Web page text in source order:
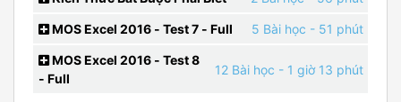
MOS Excel 2016 - Test 7 - Full 5 Bài học - 51 phút
MOS Excel 2016 - Test 8
- Full
12 Bài học - 1 giờ 13 phút